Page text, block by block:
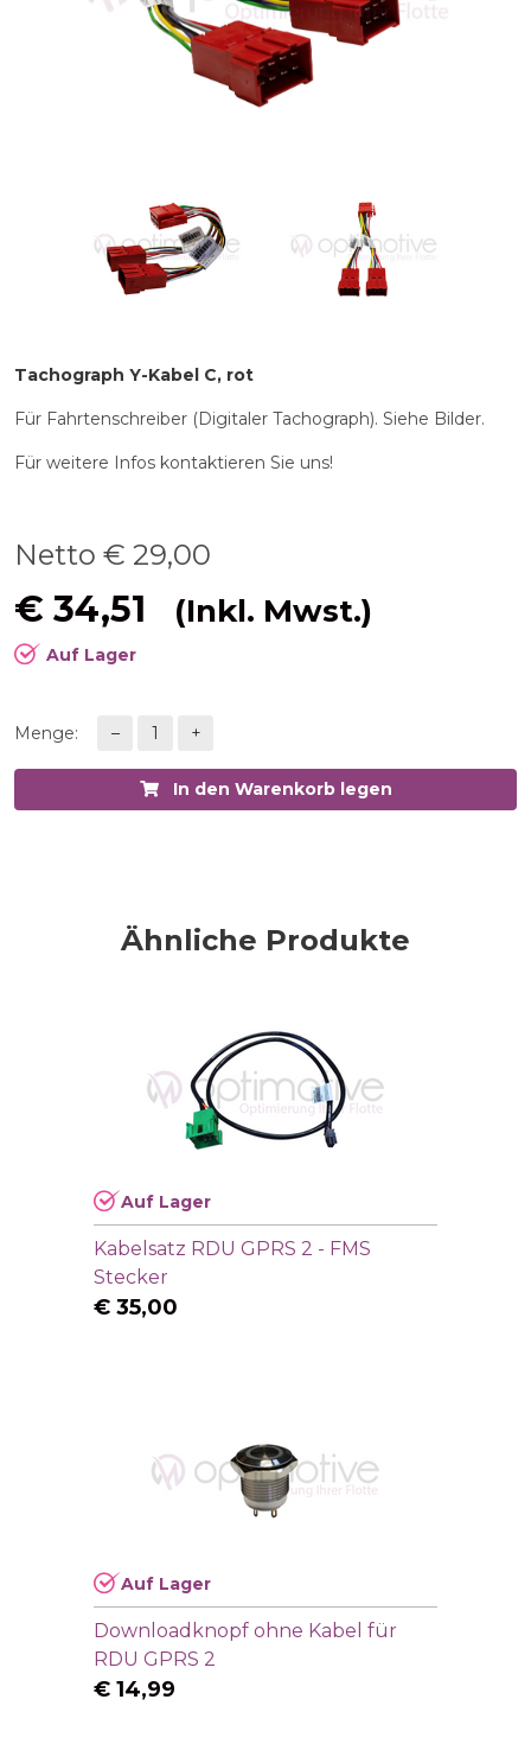
Tachograph Y-Kabel C, rot
Für Fahrtenschreiber (Digitaler Tachograph). Siehe Bilder.
Für weitere Infos kontaktieren Sie uns!
Netto € 29,00
€ 34,51 (Inkl. Mwst.)
Auf Lager
Menge: – 1 +
In den Warenkorb legen
Ähnliche Produkte
Auf Lager
Kabelsatz RDU GPRS 2 - FMS
Stecker
€ 35,00
Auf Lager
Downloadknopf ohne Kabel für
RDU GPRS 2
€ 14,99